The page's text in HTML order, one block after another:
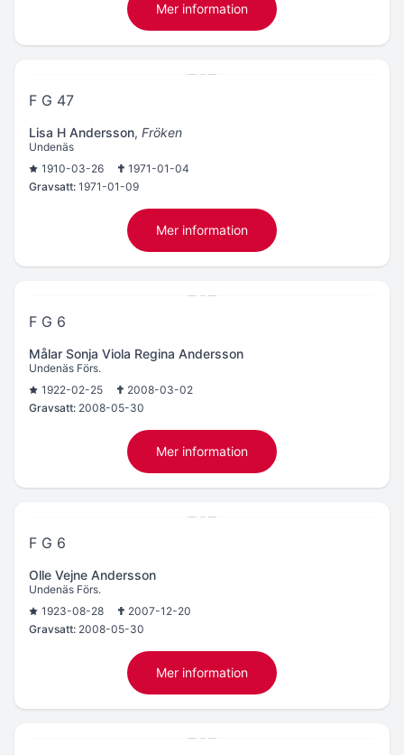
Mer information
F G 47
Lisa H Andersson, Fröken
Undenäs
1910-03-26
1971-01-04
Gravsatt: 1971-01-09
Mer information
F G 6
Målar Sonja Viola Regina Andersson
Undenäs Förs.
1922-02-25
2008-03-02
Gravsatt: 2008-05-30
Mer information
F G 6
Olle Vejne Andersson
Undenäs Förs.
1923-08-28
2007-12-20
Gravsatt: 2008-05-30
Mer information